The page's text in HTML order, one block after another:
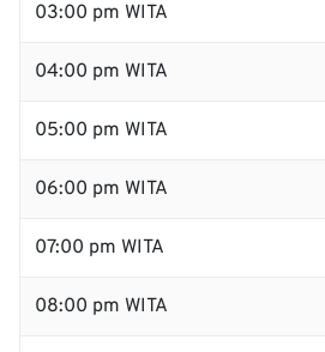
03:00 pm WITA
04:00 pm WITA
05:00 pm WITA
06:00 pm WITA
07:00 pm WITA
08:00 pm WITA